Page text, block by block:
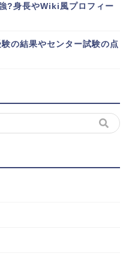
?身長やWiki風プロフィー
の結果やセンター試験の点